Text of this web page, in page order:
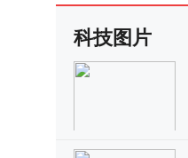
科技图片